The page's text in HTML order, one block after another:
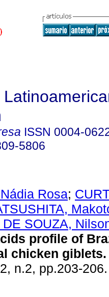
ISSN 0004-
5806
Rosa;
SOUZA,
profile of
chicken giblets.
n.2, pp.203-